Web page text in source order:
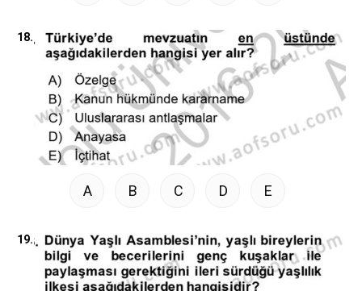
18.
A B C D E
19.